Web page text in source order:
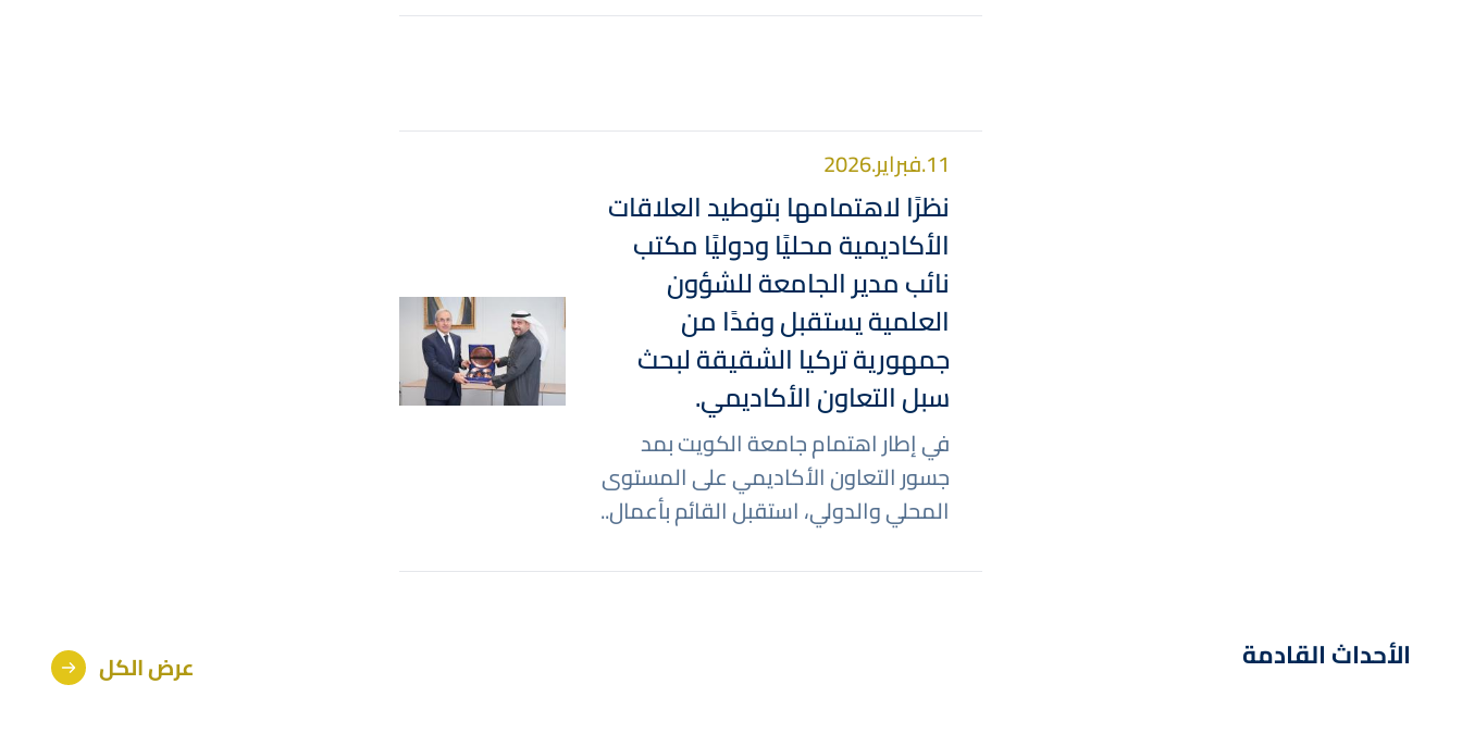
11.فبراير.2026
نظرًا لاهتمامها بتوطيد العلاقات
الأكاديمية محليًا ودوليًا مكتب
نائب مدير الجامعة للشؤون
العلمية يستقبل وفدًا من
جمهورية تركيا الشقيقة لبحث
سبل التعاون الأكاديمي.
في إطار اهتمام جامعة الكويت بمد
جسور التعاون الأكاديمي على المستوى
المحلي والدولي، استقبل القائم بأعمال..
صورة
الأحداث القادمة عرض الكل